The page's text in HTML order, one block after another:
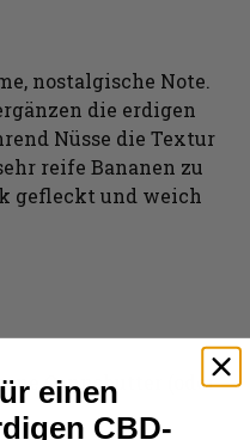
nostalgische Note.
die erdigen
Nüsse die Textur
reife Bananen zu
gefleckt und weich
Cannabutter (oder
einen
CBD-